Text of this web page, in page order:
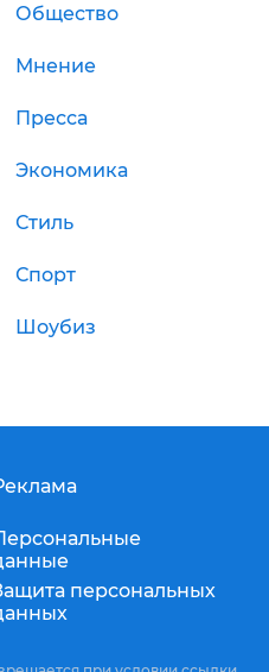
Общество
Мнение
Пресса
Экономика
Стиль
Спорт
Шоубиз
персональных